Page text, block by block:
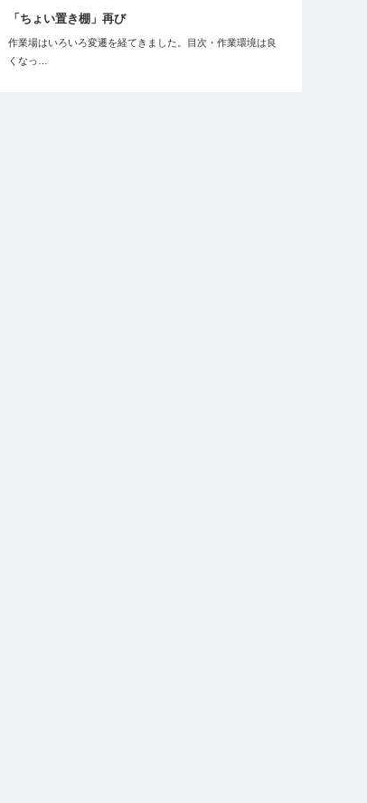
「ちょい置き棚」再び
作業場はいろいろ変遷を経てきました。目次・作業環境は良
くなっ…